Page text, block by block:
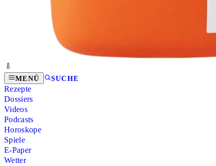
MENÜ SUCHE
Rezepte
Dossiers
Videos
Podcasts
Horoskope
Spiele
E-Paper
Wetter